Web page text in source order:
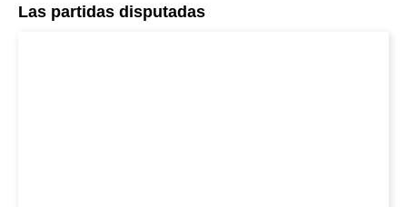
Las partidas disputadas